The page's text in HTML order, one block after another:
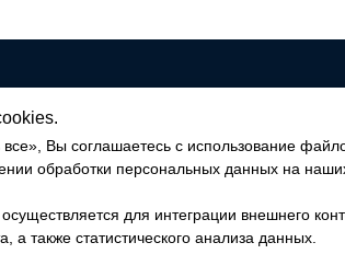
ул. Рассветная, 13 (Правый берег)
Вы соглашаетесь с использование
обработки персональных данных на
для интеграции внешнего
а также статистического анализа данных.